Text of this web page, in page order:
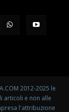
2012-2025 le
articoli e non alle
l'attribuzione